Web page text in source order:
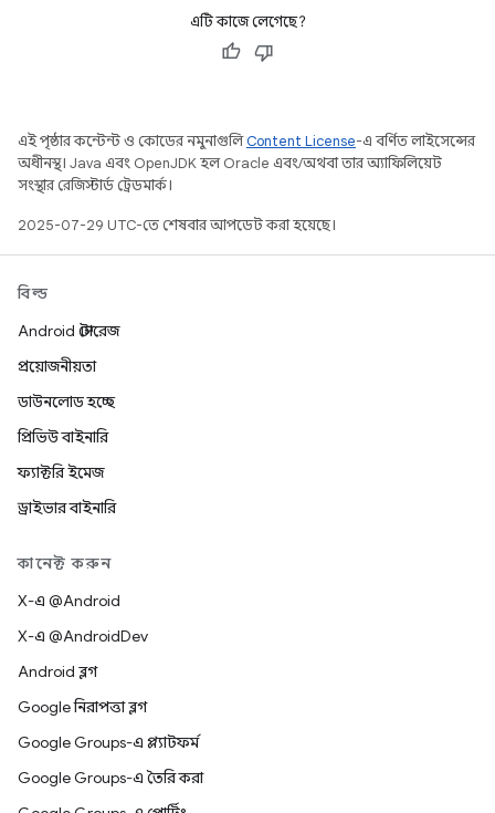
এটি কাজে লেগেছে?
এই পৃষ্ঠার কন্টেন্ট ও কোডের নমুনাগুলিContent License-এ বর্ণিত লাইসেন্সের
অধীনস্থ। Java এবং OpenJDK হল Oracle এবং/অথবা তার অ্যাফিলিয়েট
সংস্থার রেজিস্টার্ড ট্রেডমার্ক।
2025-07-29 UTC-তে শেষবার আপডেট করা হয়েছে।
বিল্ড
Android স্টোরেজ
প্রয়োজনীয়তা
ডাউনলোড হচ্ছে
প্রিভিউ বাইনারি
ফ্যাক্টরি ইমেজ
ড্রাইভার বাইনারি
কানেক্ট করুন
X-এ @Android
X-এ @AndroidDev
Android ব্লগ
Google নিরাপত্তা ব্লগ
Google Groups-এ প্ল্যাটফর্ম
Google Groups-এ তৈরি করা